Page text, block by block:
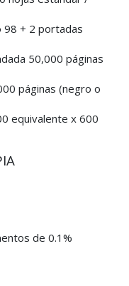
98 + 2 portadas
50,000 páginas
páginas (negro o
equivalente x 600
de 0.1%